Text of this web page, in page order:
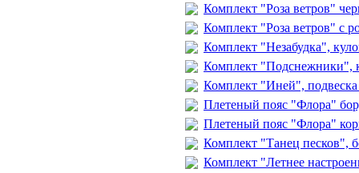
Комплект "Роза ветров"
Комплект "Роза ветров" с
Комплект "Незабудка",
Комплект "Подснежники",
Комплект "Иней", подвеска
Плетеный пояс "Флора"
Плетеный пояс "Флора"
Комплект "Танец песков",
Комплект "Летнее